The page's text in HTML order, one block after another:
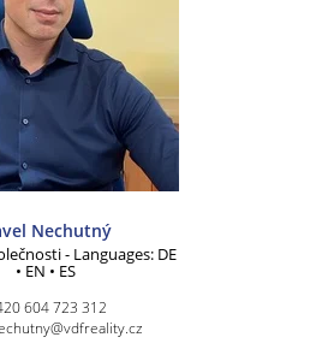
Nechutný
- Languages: DE
• EN • ES
604 723 312